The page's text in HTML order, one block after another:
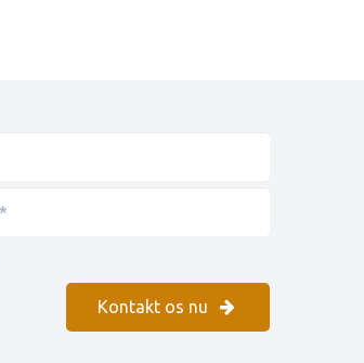
Kontakt os nu